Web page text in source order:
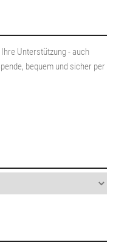
Unterstützung - auch
bequem und sicher per